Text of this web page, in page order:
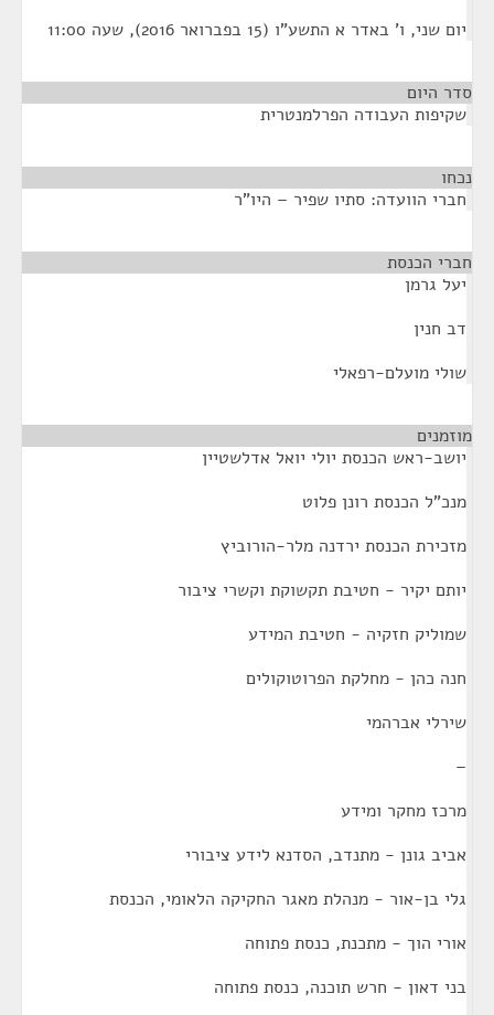
יום שני, ו' באדר א התשע"ו (15 בפברואר 2016), שעה 11:00
סדר היום
שקיפות העבודה הפרלמנטרית
נכחו
חברי הוועדה: סתיו שפיר – היו"ר
חברי הכנסת
יעל גרמן
דב חנין
שולי מועלם-רפאלי
מוזמנים
יושב-ראש הכנסת יולי יואל אדלשטיין
מנכ"ל הכנסת רונן פלוט
מזכירת הכנסת ירדנה מלר-הורוביץ
יותם יקיר - חטיבת תקשוקת וקשרי ציבור
שמוליק חזקיה - חטיבת המידע
חנה כהן - מחלקת הפרוטוקולים
שירלי אברהמי
–
מרכז מחקר ומידע
אביב גונן - מתנדב, הסדנא לידע ציבורי
גלי בן-אור - מנהלת מאגר החקיקה הלאומי, הכנסת
אורי הוך - מתכנת, כנסת פתוחה
בני דאון - חרש תוכנה, כנסת פתוחה